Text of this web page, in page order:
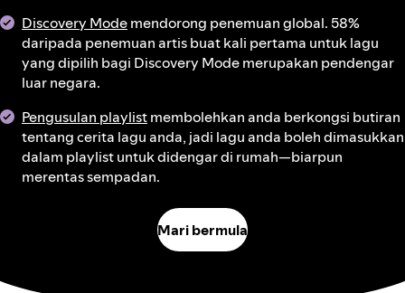
Discovery Modemendorong penemuan global. 58%
daripada penemuan artis buat kali pertama untuk lagu
yang dipilih bagi Discovery Mode merupakan pendengar
luar negara.
Pengusulan playlistmembolehkan anda berkongsi butiran
tentang cerita lagu anda, jadi lagu anda boleh dimasukkan
dalam playlist untuk didengar di rumah—biarpun
merentas sempadan.
Mari bermula